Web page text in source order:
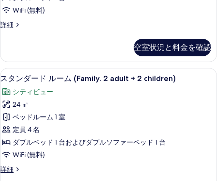
表
示
す
す
べ
て
真
を
表
示
す
る
child)
の
ド
ル
ー
ダ
ブ
ル
ベ
ッ
ド
1
台
車
い
WiFi (無料)
詳細
ス
ー
ド
ル
ム
ダ
ブ
ル
ベ
ッ
ド
車
空室状況と料金を確認
ス
タ
ン
ダ
ー
ド
ル
ー
ム
低刺激性寝具、セーフティボックス
9
スタンダード ルーム (Family. 2 adult + 2 children)
シティビュー
24 ㎡
ベッドルーム 1 室
定員 4 名
ダブルベッド 1 台およびダブルソファーベッド 1 台
WiFi (無料)
詳細
ス